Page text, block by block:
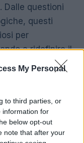
My Personal
to third parties, or
information for
below opt-out
note that after your
Dalle questioni
questi
per
a ridefinire il
dall'estero il
durante una